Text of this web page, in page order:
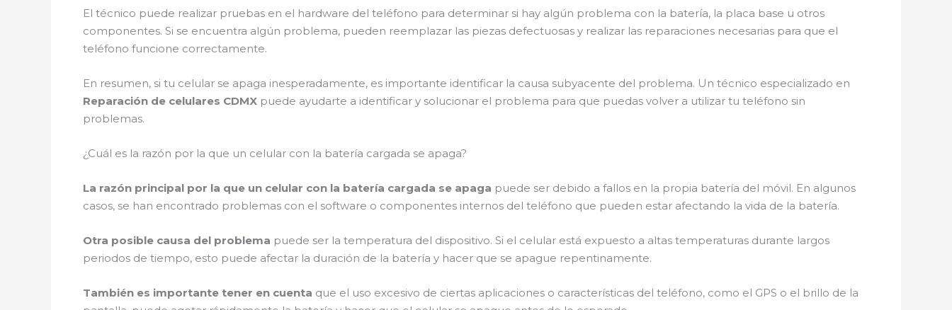
El técnico puede realizar pruebas en el hardware del teléfono para determinar si hay algún problema con la batería, la placa base u otros
componentes. Si se encuentra algún problema, pueden reemplazar las piezas defectuosas y realizar las reparaciones necesarias para que el
teléfono funcione correctamente.
En resumen, si tu celular se apaga inesperadamente, es importante identificar la causa subyacente del problema. Un técnico especializado en
Reparación de celulares CDMX puede ayudarte a identificar y solucionar el problema para que puedas volver a utilizar tu teléfono sin
problemas.
¿Cuál es la razón por la que un celular con la batería cargada se apaga?
La razón principal por la que un celular con la batería cargada se apaga puede ser debido a fallos en la propia batería del móvil. En algunos
casos, se han encontrado problemas con el software o componentes internos del teléfono que pueden estar afectando la vida de la batería.
Otra posible causa del problema puede ser la temperatura del dispositivo. Si el celular está expuesto a altas temperaturas durante largos
periodos de tiempo, esto puede afectar la duración de la batería y hacer que se apague repentinamente.
También es importante tener en cuenta que el uso excesivo de ciertas aplicaciones o características del teléfono, como el GPS o el brillo de la